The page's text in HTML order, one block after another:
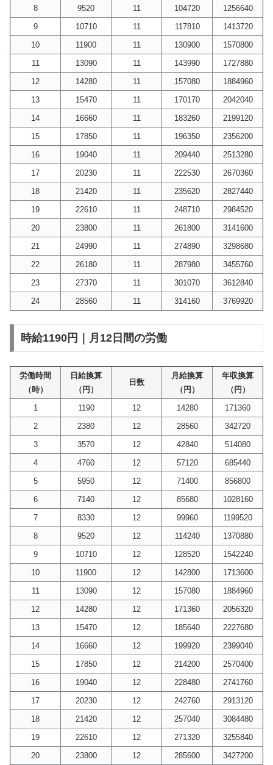
8 9520 11 104720
1256640
9
10710 11 117810
1413720
10
11900 11 130900
1570800
11
13090 11 143990
1727880
12
14280 11 157080
1884960
13
15470 11 170170
2042040
14
16660 11 183260
2199120
15
17850 11 196350
2356200
16
19040 11 209440
2513280
17
20230 11 222530
2670360
18
21420 11 235620
2827440
19
22610 11 248710
2984520
20
23800 11 261800
3141600
21
24990 11 274890
3298680
22
26180 11 287980
3455760
23
27370 11 301070
3612840
24
28560 11 314160 3769920
時給1190円｜月12日間の労働
労働時間
（時）
日給換算
（円）
日数
月給換算
（円）
年収換算
（円）
1
1190 12 14280
171360
2
2380 12 28560
342720
3
3570 12 42840
514080
4
4760 12 57120
685440
5
5950 12 71400
856800
6
7140 12 85680
1028160
7
8330 12 99960
1199520
8
9520 12 114240
1370880
9
10710 12 128520
1542240
10
11900 12 142800
1713600
11
13090 12 157080
1884960
12
14280 12 171360
2056320
13
15470 12 185640
2227680
14
16660 12 199920
2399040
15
17850 12 214200
2570400
16
19040 12 228480
2741760
17
20230 12 242760
2913120
18
21420 12 257040
3084480
19
22610 12 271320
3255840
20
23800 12 285600
3427200